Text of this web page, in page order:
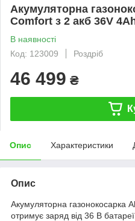
Акумуляторна
Comfort з 2 акб 36V
В наявності
Код: 123009
Роздріб
46 499 ₴
Опис Характеристики
Опис
Акумуляторна газонокосарка
отримує заряд від 36 В